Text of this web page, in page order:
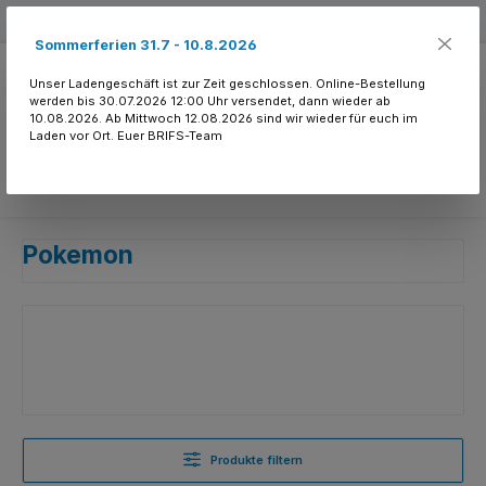
Pokemon
Produkte filtern
Sommerferien 31.7 - 10.8.2026
Unser Ladengeschäft ist zur Zeit geschlossen. Online-Bestellung
werden bis 30.07.2026 12:00 Uhr versendet, dann wieder ab
10.08.2026. Ab Mittwoch 12.08.2026 sind wir wieder für euch im
Laden vor Ort. Euer BRIFS-Team